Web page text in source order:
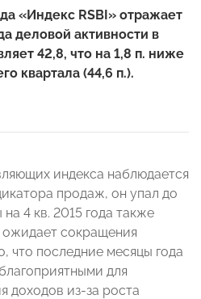
«Индекс RSBI» отражает
деловой активности в
42,8, что на 1,8 п. ниже
квартала (44,6 п.).
индекса наблюдается
продаж, он упал до
на 4 кв. 2015 года также
ожидает сокращения
что последние месяцы года
для
доходов из-за роста